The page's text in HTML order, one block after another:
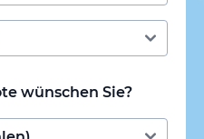
wünschen Sie?